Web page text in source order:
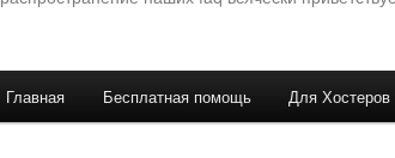
Главная Бесплатная помощь Для Хостеров